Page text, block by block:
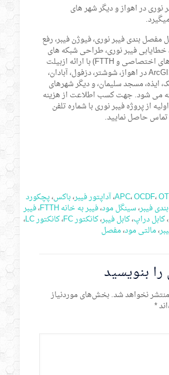
نوری در اهواز و دیگر شهر های
بندی فیبر نوری، فیوژن فیبر، رفع
فیبر نوری، طراحی شبکه های
فیبر نوری (طرح های اختصاصی و FTTH) با ارائه ازبیلت
و فایل اتوکد یا ArcGIS در اهواز، شوشتر، دزفول، آبادان،
ایذه، مسجد سلیمان، و دیگر شهرهای
می شود. جهت کسب اطلاعت از هزینه
از پروژه فیبر نوری با شماره تلفن
حاصل نمایید.
APC،OCDF، ،آداپتور فیبر،باکس،پچکورد
فیبر،سینگل مود،فیبر به خانه FTTH ،فیبر
،کابل دراپ،کابل فیبر،کانکتور FC ،کانکتور LC ،
،مالتی مود،مفصل
بنویسید
نخواهد شد.بخش‌های موردنیاز
*